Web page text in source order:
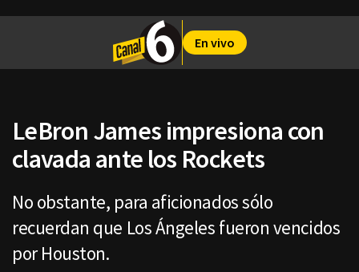
En vivo
LeBron James impresiona con
clavada ante los Rockets
No obstante, para aficionados sólo
recuerdan que Los Ángeles fueron vencidos
por Houston.